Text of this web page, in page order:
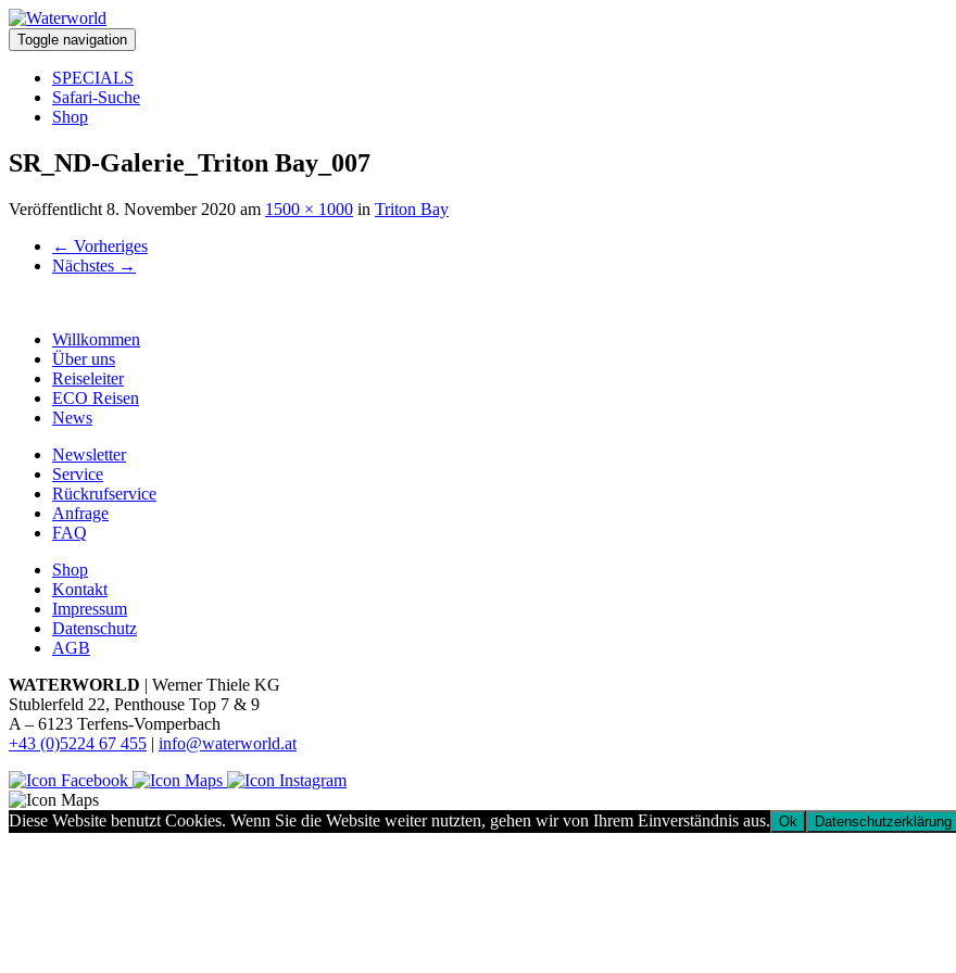
Toggle navigation
SPECIALS
Safari-Suche
Shop
SR_ND-Galerie_Triton Bay_007
Veröffentlicht 8. November 2020 am 1500 × 1000 in Triton Bay
← Vorheriges
Nächstes →
Willkommen
Über uns
Reiseleiter
ECO Reisen
News
Newsletter
Service
Rückrufservice
Anfrage
FAQ
Shop
Kontakt
Impressum
Datenschutz
AGB
WATERWORLD | Werner Thiele KG
Stublerfeld 22, Penthouse Top 7 & 9
A – 6123 Terfens-Vomperbach
+43 (0)5224 67 455 | info@waterworld.at
Diese Website benutzt Cookies. Wenn Sie die Website weiter nutzten, gehen wir von Ihrem Einverständnis aus. Ok Datenschutzerklärung